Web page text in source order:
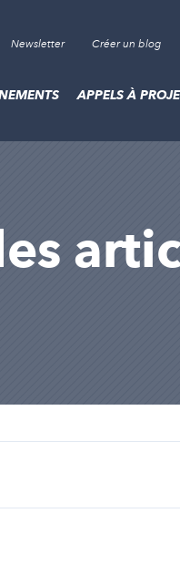
Newsletter Créer un blog
APPELS À